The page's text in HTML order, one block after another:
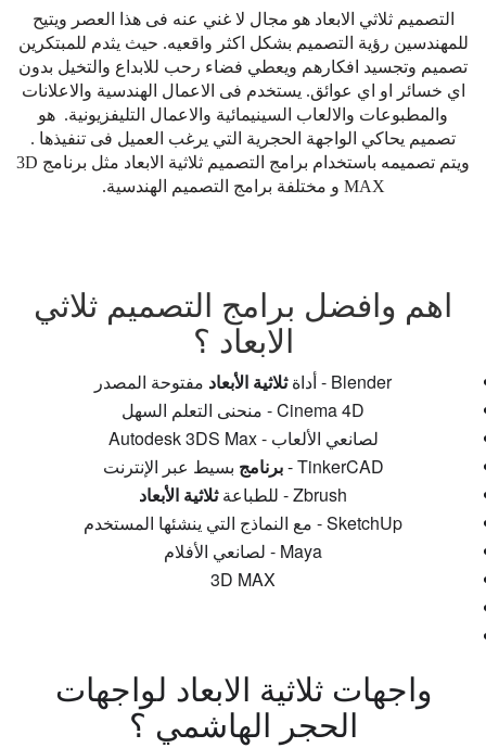
التصميم ثلاثي الابعاد هو مجال لا غني عنه فى هذا العصر ويتيح
للمهندسين رؤية التصميم بشكل اكثر واقعيه. حيث يثدم للمبتكرين
تصميم وتجسيد افكارهم ويعطي فضاء رحب للابداع والتخيل بدون
اي خسائر او اي عوائق. يستخدم فى الاعمال الهندسية والاعلانات
والمطبوعات والالعاب السينيمائية والاعمال التليفزيونية. هو
تصميم يحاكي الواجهة الحجرية التي يرغب العميل فى تنفيذها .
ويتم تصميمه باستخدام برامج التصميم ثلاثية الابعاد مثل برنامج 3D
MAX و مختلفة برامج التصميم الهندسية.
اهم وافضل برامج التصميم ثلاثي
الابعاد ؟
Blender - أداة ثلاثية الأبعاد مفتوحة المصدر
Cinema 4D - منحنى التعلم السهل
Autodesk 3DS Max - لصانعي الألعاب
TinkerCAD - برنامج بسيط عبر الإنترنت
Zbrush - للطباعة
ثلاثية الأبعاد
SketchUp - مع النماذج التي ينشئها المستخدم
Maya - لصانعي الأفلام
3D MAX
واجهات ثلاثية الابعاد لواجهات
الحجر الهاشمي ؟